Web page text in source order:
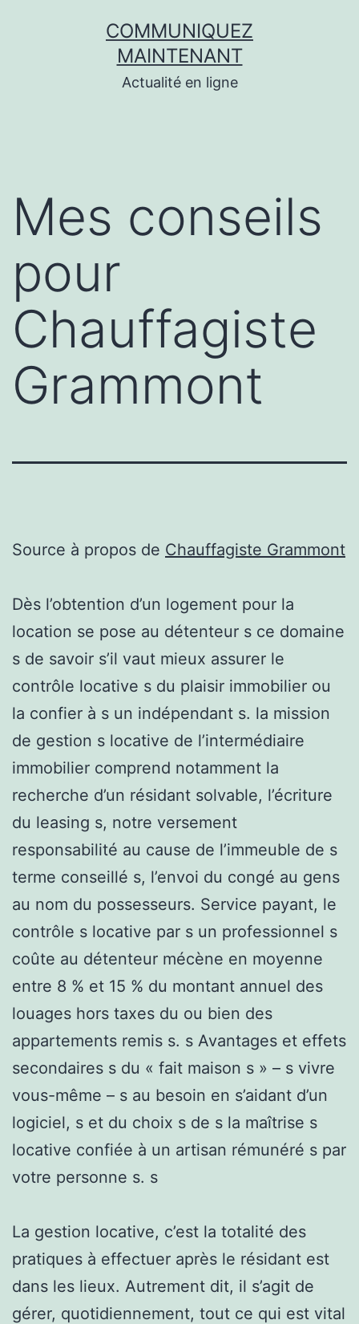
COMMUNIQUEZ
MAINTENANT
Actualité en ligne
Mes conseils
pour
Chauffagiste
Grammont
Source à propos de Chauffagiste Grammont
Dès l’obtention d’un logement pour la
location se pose au détenteur s ce domaine
s de savoir s’il vaut mieux assurer le
contrôle locative s du plaisir immobilier ou
la confier à s un indépendant s. la mission
de gestion s locative de l’intermédiaire
immobilier comprend notamment la
recherche d’un résidant solvable, l’écriture
du leasing s, notre versement
responsabilité au cause de l’immeuble de s
terme conseillé s, l’envoi du congé au gens
au nom du possesseurs. Service payant, le
contrôle s locative par s un professionnel s
coûte au détenteur mécène en moyenne
entre 8 % et 15 % du montant annuel des
louages hors taxes du ou bien des
appartements remis s. s Avantages et effets
secondaires s du « fait maison s » – s vivre
vous-même – s au besoin en s’aidant d’un
logiciel, s et du choix s de s la maîtrise s
locative confiée à un artisan rémunéré s par
votre personne s. s
La gestion locative, c’est la totalité des
pratiques à effectuer après le résidant est
dans les lieux. Autrement dit, il s’agit de
gérer, quotidiennement, tout ce qui est vital